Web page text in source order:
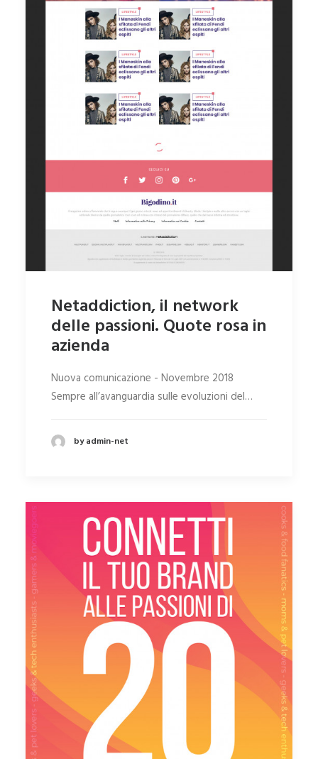
Netaddiction, il network
delle passioni. Quote rosa in
azienda
Nuova comunicazione - Novembre 2018
Sempre all’avanguardia sulle evoluzioni del…
by admin-net